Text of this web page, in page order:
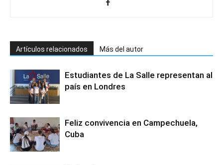
Artículos relacionados Más del autor
Estudiantes de La Salle representan al
país en Londres
Feliz convivencia en Campechuela,
Cuba